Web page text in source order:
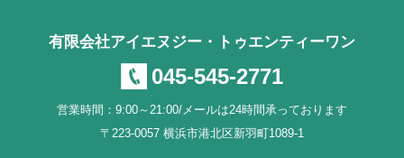
有限会社アイエヌジー・トゥエンティーワン
045-545-2771
営業時間：9:00～21:00/メールは24時間承っております
〒223-0057 横浜市港北区新羽町1089-1